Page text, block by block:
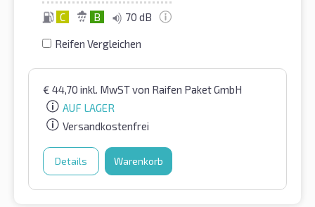
C B 70 dB
Reifen Vergleichen
€ 44,70 inkl. MwSTvon Raifen Paket GmbH
AUF LAGER
Versandkostenfrei
Details Warenkorb